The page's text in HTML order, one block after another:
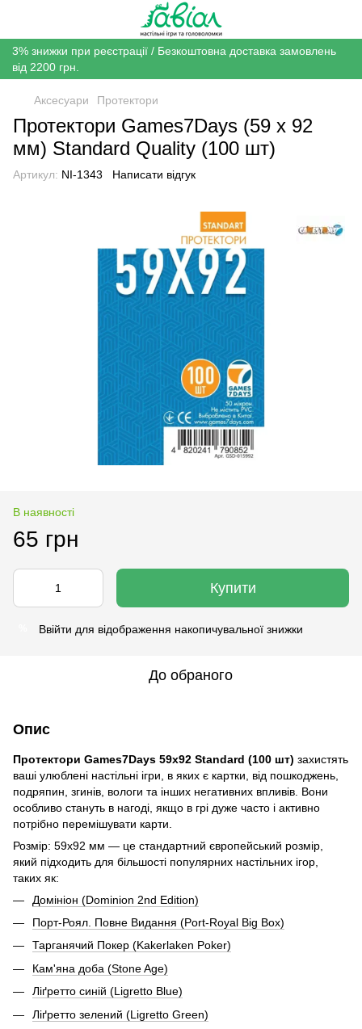
3% знижки при реєстрації / Безкоштовна доставка замовлень
від 2200 грн.
Аксесуари Протектори
Протектори Games7Days (59 x 92
мм) Standard Quality (100 шт)
Артикул: NI-1343 Написати відгук
В наявності
65 грн
Купити
Ввійти для відображення накопичувальної знижки
До обраного
Опис
Протектори Games7Days 59x92 Standard (100 шт) захистять
ваші улюблені настільні ігри, в яких є картки, від пошкоджень,
подряпин, згинів, вологи та інших негативних впливів. Вони
особливо стануть в нагоді, якщо в грі дуже часто і активно
потрібно перемішувати карти.
Розмір: 59x92 мм — це стандартний європейський розмір,
який підходить для більшості популярних настільних ігор,
таких як:
Домініон (Dominion 2nd Edition)
Порт-Роял. Повне Видання (Port-Royal Big Box)
Тарганячий Покер (Kakerlaken Poker)
Кам'яна доба (Stone Age)
Ліґретто синій (Ligretto Blue)
Ліґретто зелений (Ligretto Green)